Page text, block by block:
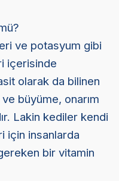
ve potasyum gibi
içerisinde
olarak da bilinen
büyüme, onarım
Lakin kediler kendi
için insanlarda
bir vitamin